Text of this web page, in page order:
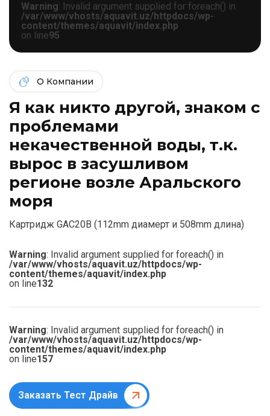
Warning: Invalid argument supplied for foreach() in
/var/www/vhosts/aquavit.uz/httpdocs/wp-
content/themes/aquavit/index.php
on line95
О Компании
Я как никто другой, знаком c
проблемами
некачественной воды, т.к.
вырос в засушливом
регионе возле Аральского
моря
Картридж GAC20B (112mm диамерт и 508mm длина)
Warning: Invalid argument supplied for foreach() in
/var/www/vhosts/aquavit.uz/httpdocs/wp-
content/themes/aquavit/index.php
on line132
Warning: Invalid argument supplied for foreach() in
/var/www/vhosts/aquavit.uz/httpdocs/wp-
content/themes/aquavit/index.php
on line157
Заказать Тест Драйв